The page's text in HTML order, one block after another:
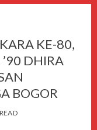
KE-80,
DHIRA
BOGOR